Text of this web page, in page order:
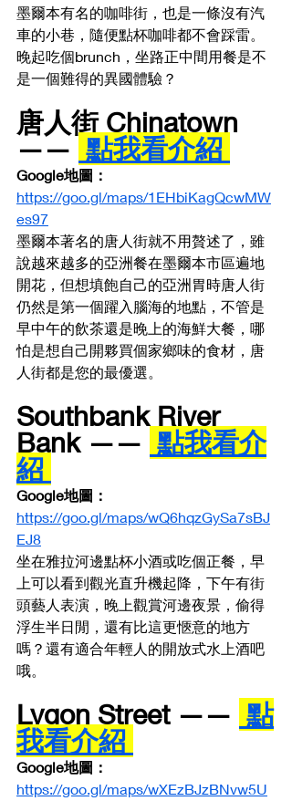
墨爾本有名的咖啡街，也是一條沒有汽
車的小巷，隨便點杯咖啡都不會踩雷。
晚起吃個brunch，坐路正中間用餐是不
是一個難得的異國體驗？
唐人街 Chinatown
—— 點我看介紹
Google地圖：
https://goo.gl/maps/1EHbiKagQcwMW
es97
墨爾本著名的唐人街就不用贅述了，雖
說越來越多的亞洲餐在墨爾本市區遍地
開花，但想填飽自己的亞洲胃時唐人街
仍然是第一個躍入腦海的地點，不管是
早中午的飲茶還是晚上的海鮮大餐，哪
怕是想自己開夥買個家鄉味的食材，唐
人街都是您的最優選。
Southbank River
Bank —— 點我看介
紹
Google地圖：
https://goo.gl/maps/wQ6hqzGySa7sBJ
EJ8
坐在雅拉河邊點杯小酒或吃個正餐，早
上可以看到觀光直升機起降，下午有街
頭藝人表演，晚上觀賞河邊夜景，偷得
浮生半日閒，還有比這更愜意的地方
嗎？還有適合年輕人的開放式水上酒吧
哦。
Lygon Street —— 點
我看介紹
Google地圖：
https://goo.gl/maps/wXEzBJzBNvw5U